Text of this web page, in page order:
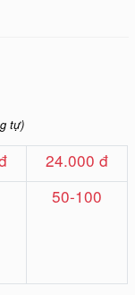
tự)
24.000 đ
50-100